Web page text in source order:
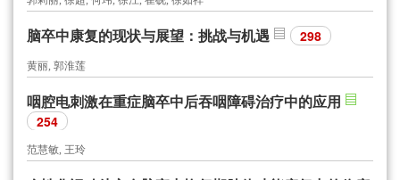
脑卒中康复的现状与展望：挑战与机遇 298
黄丽, 郭淮莲
咽腔电刺激在重症脑卒中后吞咽障碍治疗中的应用
254
范慧敏, 王玲